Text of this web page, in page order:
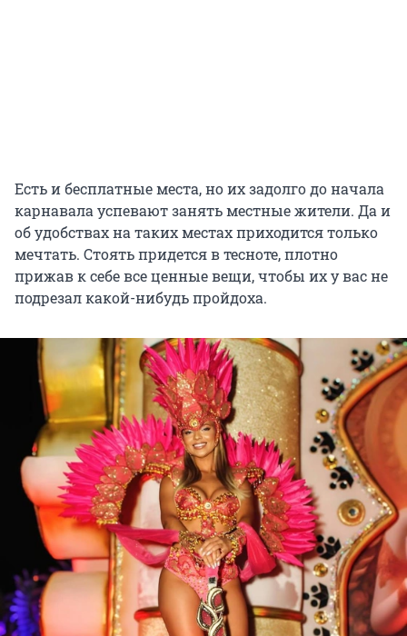
Есть и бесплатные места, но их задолго до начала
карнавала успевают занять местные жители. Да и
об удобствах на таких местах приходится только
мечтать. Стоять придется в тесноте, плотно
прижав к себе все ценные вещи, чтобы их у вас не
подрезал какой-нибудь пройдоха.